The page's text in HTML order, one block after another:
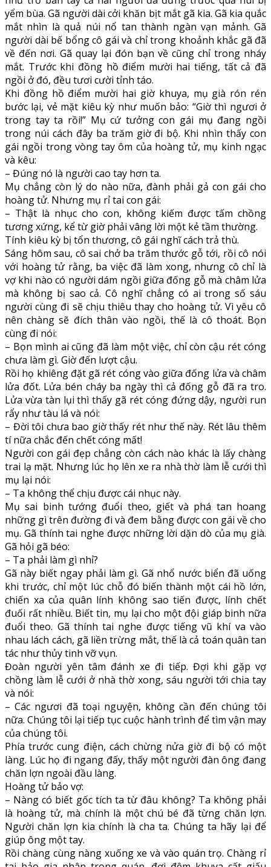
yểm bùa. Gã người dài cởi khăn bịt mắt gã kia. Gã kia quắc
mắt nhìn là quả núi nổ tan thành ngàn vạn mảnh. Gã
người dài bế bổng cô gái và chỉ trong khoảnh khắc gã đã
về đến nơi. Gã quay lại đón bạn về cũng chỉ trong nháy
mắt. Trước khi đồng hồ điểm mười hai tiếng, tất cả đã
ngồi ở đó, đều tươi cười tỉnh táo.
Khi đồng hồ điểm mười hai giờ khuya, mụ già rón rén
bước lại, vẻ mặt kiêu kỳ như muốn bảo: “Giờ thì ngươi ở
trong tay ta rồi!” Mụ cứ tưởng con gái mụ đang ngồi
trong núi cách đây ba trăm giờ đi bộ. Khi nhìn thấy con
gái ngồi trong vòng tay ôm của hoàng tử, mụ kinh ngạc
và kêu:
– Đúng nó là người cao tay hơn ta.
Mụ chẳng còn lý do nào nữa, đành phải gả con gái cho
hoàng tử. Nhưng mụ rỉ tai con gái:
– Thật là nhục cho con, không kiếm được tấm chồng
tương xứng, kể từ giờ phải vâng lời một kẻ tầm thường.
Tính kiêu kỳ bị tổn thương, cô gái nghĩ cách trả thù.
Sáng hôm sau, cô sai chở ba trăm thước gỗ tới, rồi cô nói
với hoàng tử rằng, ba việc đã làm xong, nhưng cô chỉ là
vợ khi nào có người dám ngồi giữa đống gỗ mà châm lửa
mà không bị sao cả. Cô nghĩ chẳng có ai trong số sáu
người cùng đi sẽ chịu thiêu thay cho hoàng tử. Vì yêu cô
nên chàng sẽ đích thân vào ngồi, thế là cô thoát. Bọn
cùng đi nói:
– Bọn mình ai cũng đã làm một việc, chỉ còn cậu rét cóng
chưa làm gì. Giờ đến lượt cậu.
Rồi họ khiêng đặt gã rét cóng vào giữa đống lửa và châm
lửa đốt. Lửa bén cháy ba ngày thì cả đống gỗ đã ra tro.
Lửa vừa tàn lụi thì thấy gã rét cóng đứng dậy, người run
rẩy như tàu lá và nói:
– Đời tôi chưa bao giờ thấy rét như thế này. Rét lâu thêm
tí nữa chắc đến chết cóng mất!
Người con gái đẹp chẳng còn cách nào khác là lấy chàng
trai lạ mặt. Nhưng lúc họ lên xe ra nhà thờ làm lễ cưới thì
mụ lại nói:
– Ta không thể chịu được cái nhục này.
Mụ sai binh tướng đuổi theo, giết và phá tan hoang
những gì trên đường đi và đem bằng được con gái về cho
mụ. Gã thính tai nghe được những lời dặn dò của mụ già.
Gã hỏi gã béo:
– Ta phải làm gì nhỉ?
Gã này biết ngay phải làm gì. Gã nhổ nước biển đã uống
khi trước, chỉ một lúc chỗ đó biến thành một cái hồ lớn,
chiến xa của quân lính không sao tiến được, lính chết
đuối rất nhiều. Biết tin, mụ lại cho một đội giáp binh nữa
đuổi theo. Gã thính tai nghe được tiếng vũ khí va vào
nhau lách cách, gã liền trừng mắt, thế là cả toán quân tan
tác như thủy tinh vỡ vụn.
Đoàn người yên tâm đánh xe đi tiếp. Đợi khi gặp vợ
chồng làm lễ cưới ở nhà thờ xong, sáu người tới chia tay
và nói:
– Các ngươi đã toại nguyện, không cần đến chúng tôi
nữa. Chúng tôi lại tiếp tục cuộc hành trình để tìm vận may
của chúng tôi.
Phía trước cung điện, cách chừng nửa giờ đi bộ có một
làng. Lúc họ đi ngang đấy, thấy một người đàn ông đang
chăn lợn ngoài đầu làng.
Hoàng tử bảo vợ:
– Nàng có biết gốc tích ta từ đâu không? Ta không phải
là hoàng tử, mà chính là một chú bé đã từng chăn lợn.
Người chăn lợn kia chính là cha ta. Chúng ta hãy lại để
giúp ông một tay.
Rồi chàng cùng nàng xuống xe và vào quán trọ. Chàng rỉ